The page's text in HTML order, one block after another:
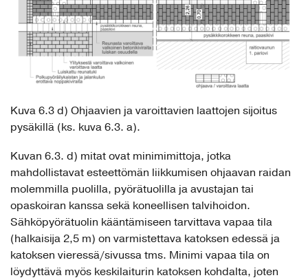
Kuva 6.3 d) Ohjaavien ja varoittavien laattojen sijoitus
pysäkillä (ks. kuva 6.3. a).
Kuvan 6.3. d) mitat ovat minimimittoja, jotka
mahdollistavat esteettömän liikkumisen ohjaavan raidan
molemmilla puolilla, pyörätuolilla ja avustajan tai
opaskoiran kanssa sekä koneellisen talvihoidon.
Sähköpyörätuolin kääntämiseen tarvittava vapaa tila
(halkaisija 2,5 m) on varmistettava katoksen edessä ja
katoksen vieressä/sivussa tms. Minimi vapaa tila on
löydyttävä myös keskilaiturin katoksen kohdalta, joten